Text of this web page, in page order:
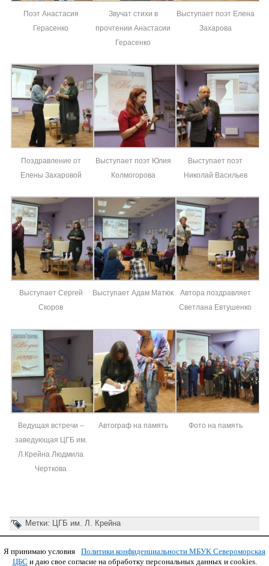
Поэт Анастасия
Герасенко
Звучат стихи в
прочтении Анастасии
Герасенко
Выступает поэт Елена
Захарова
Поздравление от
Елены Захаровой
Выступает поэт Юлия
Колмогорова
Выступает поэт
Николай Васильев
Выступает Сергей
Скоров
Выступает Адам Матюк
Автора поздравляет
Светлана Евтушенко
Ведущая встречи –
заведующая ЦГБ им.
Л.Крейна Людмила
Черткова
Автограф на память Фото на память
Метки: ЦГБ им. Л. Крейна
Copyright © 2011 МБУК СЦБС
Я принимаю условия
Политики конфиденциальности МБУК Североморская
ЦБС и даю свое согласие на обработку персональных данных и cookies.